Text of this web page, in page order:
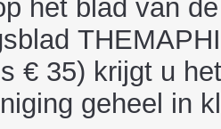
het blad van
€ 35) krijgt u
geheel in